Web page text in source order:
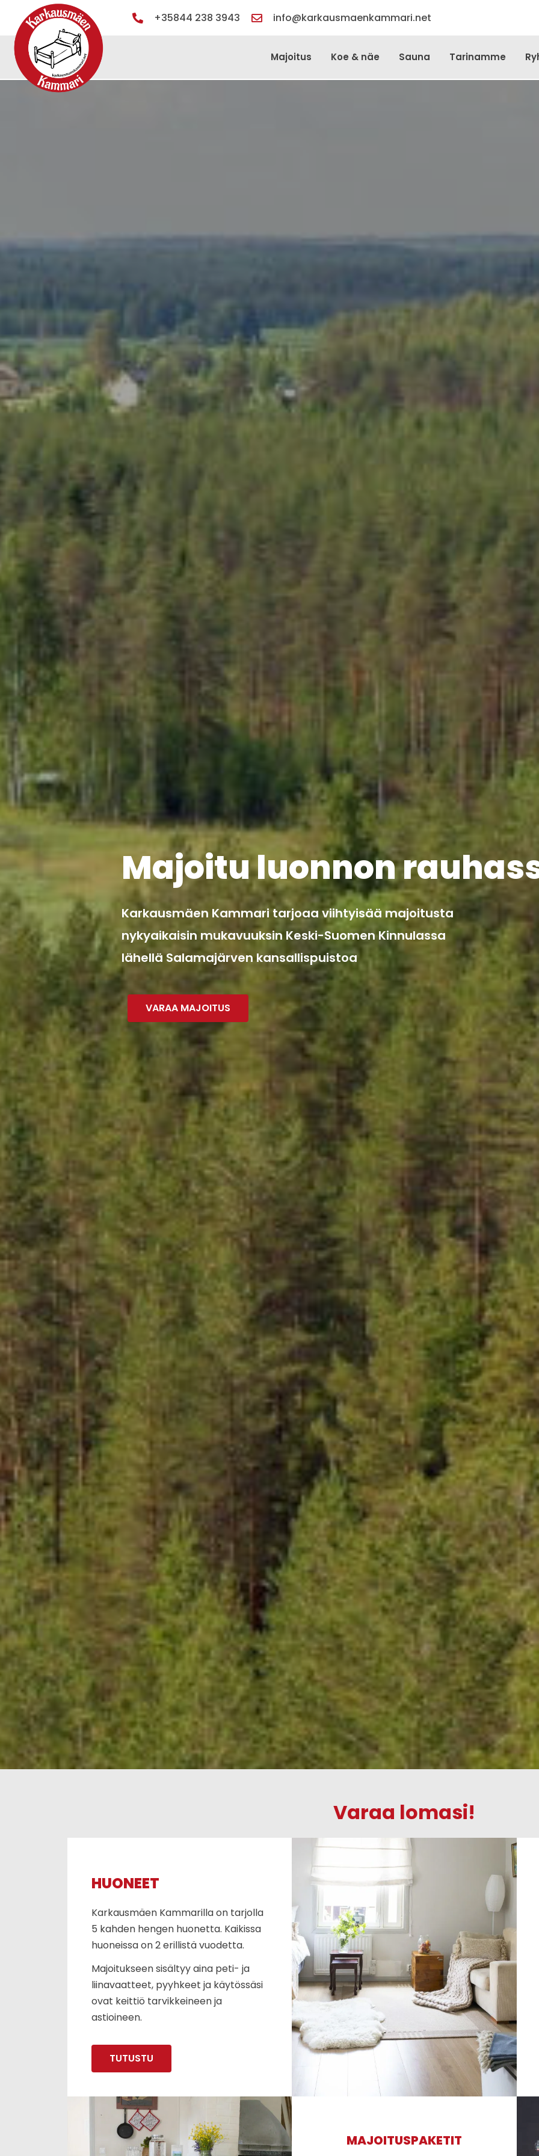
+35844 238 3943 info@karkausmaenkammari.net
Majoitus Koe & näe Sauna Tarinamme
Majoitu luonnon
Karkausmäen Kammari tarjoaa viihtyisää majoitusta
nykyaikaisin mukavuuksin Keski-Suomen Kinnulassa
lähellä Salamajärven kansallispuistoa
VARAA MAJOITUS
Varaa lomasi!
HUONEET
Karkausmäen Kammarilla on tarjolla
5 kahden hengen huonetta. Kaikissa
huoneissa on 2 erillistä vuodetta.
Majoitukseen sisältyy aina peti- ja
liinavaatteet, pyyhkeet ja käytössäsi
ovat keittiö tarvikkeineen ja
astioineen.
TUTUSTU
MAJOITUSPAKETIT